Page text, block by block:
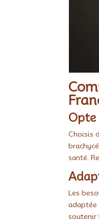
Choisis
santé.
Les
adaptée
soutenir